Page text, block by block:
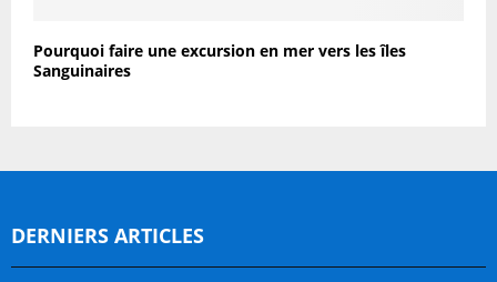
Pourquoi faire une excursion en mer vers les îles
Sanguinaires
DERNIERS ARTICLES